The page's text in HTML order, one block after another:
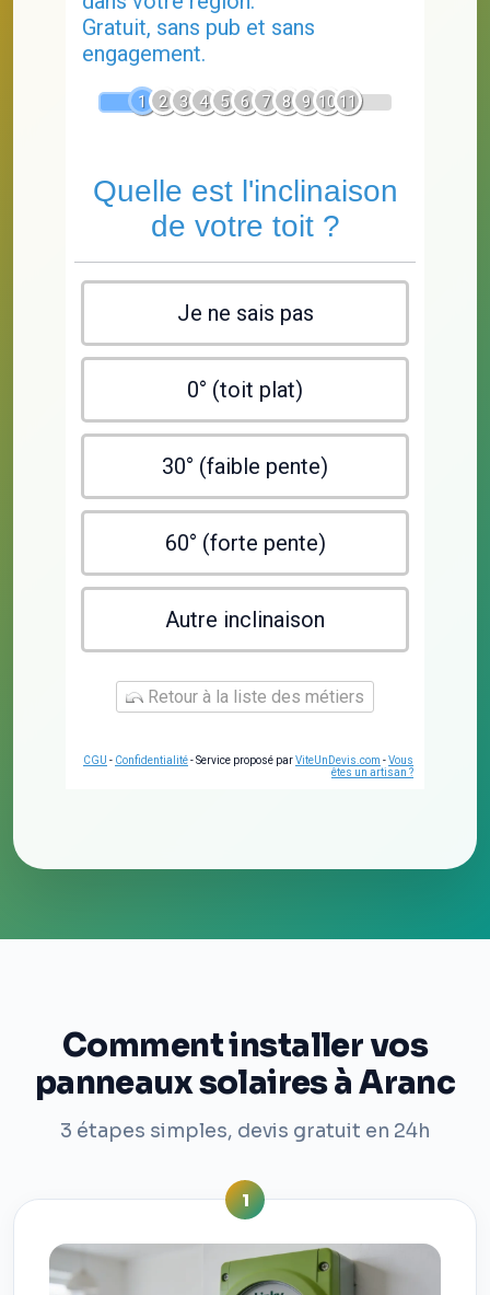
Gratuit, sans pub et sans
engagement.
1 2 3 4 5 6 7 8 9 10 11
Quelle est l'inclinaison
de votre toit ?
Je ne sais pas
0° (toit plat)
30° (faible pente)
60° (forte pente)
Autre inclinaison
Retour à la liste des métiers
CGU - Confidentialité- Service proposé parViteUnDevis.com -Vous
êtes un artisan ?
Comment installer vos
panneaux solaires à Aranc
3 étapes simples, devis gratuit en 24h
1